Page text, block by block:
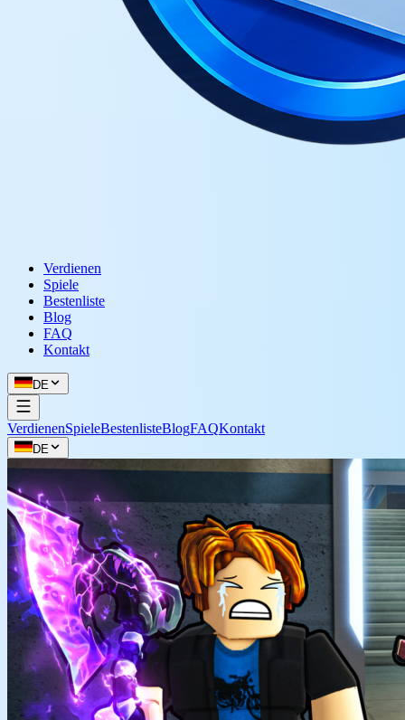
Verdienen
Spiele
Bestenliste
Blog
FAQ
Kontakt
DE
VerdienenSpieleBestenlisteBlogFAQKontakt
DE